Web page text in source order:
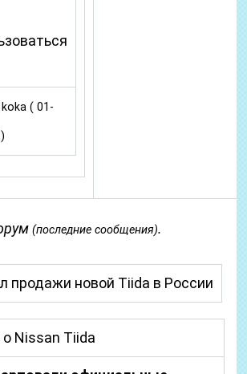
( 01-
(последние сообщения).
продажи новой Tiida в России
Nissan Tiida